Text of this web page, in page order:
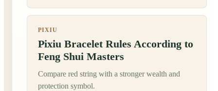
PIXIU
Pixiu Bracelet Rules According to
Feng Shui Masters
Compare red string with a stronger wealth and
protection symbol.